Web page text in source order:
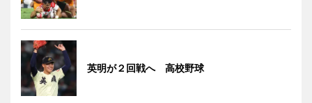
英明が２回戦へ 高校野球